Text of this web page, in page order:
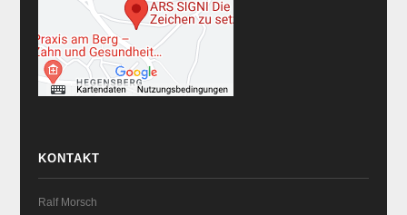
KONTAKT
Ralf Morsch